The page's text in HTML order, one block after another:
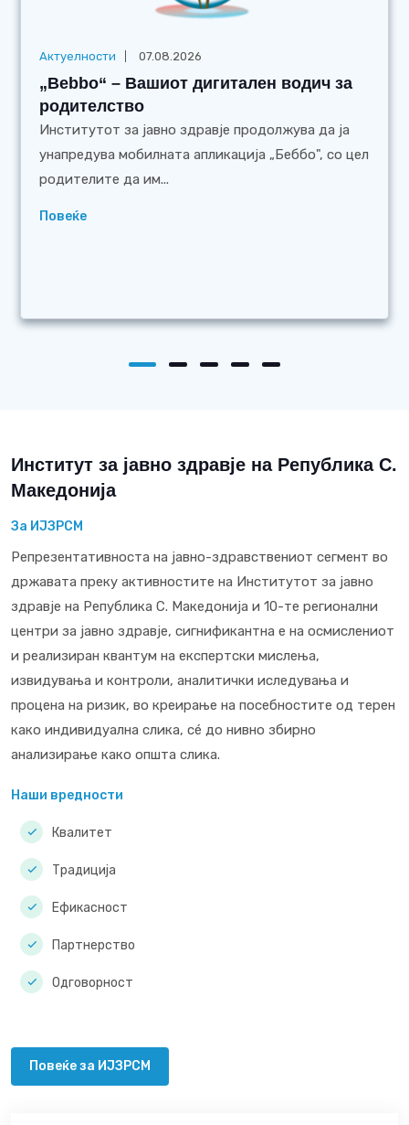
Актуелности 07.08.2026
„Bebbo“ – Вашиот дигитален водич за
родителство
Институтот за јавно здравје продолжува да ја
унапредува мобилната апликација „Беббо", со цел
родителите да им...
Повеќе
Институт за јавно здравје на Република С.
Македонија
За ИЈЗРСМ
Репрезентативноста на јавно-здравствениот сегмент во
државата преку активностите на Институтот за јавно
здравје на Република С. Македонија и 10-те регионални
центри за јавно здравје, сигнификантна е на осмислениот
и реализиран квантум на експертски мислења,
извидувања и контроли, аналитички иследувања и
процена на ризик, во креирање на посебностите од терен
како индивидуална слика, сé до нивно збирно
анализирање како општа слика.
Наши вредности
Квалитет
Традиција
Ефикасност
Партнерство
Одговорност
Повеќе за ИЈЗРСМ